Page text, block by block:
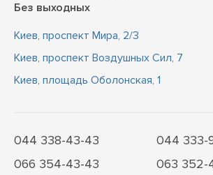
Без выходных
Киев, проспект Мира, 2/3
Киев, проспект Воздушных Сил, 7
Киев, площадь Оболонская, 1
044 338-43-43
044 333-
066 354-43-43
063 352-